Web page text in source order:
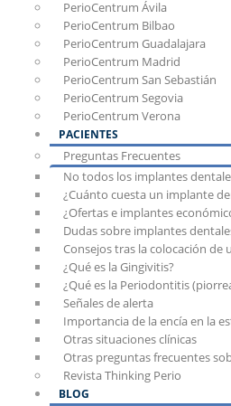
PerioCentrum Ávila
PerioCentrum Bilbao
PerioCentrum Guadalajara
PerioCentrum Madrid
PerioCentrum San Sebastián
PerioCentrum Segovia
PerioCentrum Verona
PACIENTES
Preguntas Frecuentes
No todos los implantes
¿Cuánto cuesta un implante
¿Ofertas e implantes
Dudas sobre implantes
Consejos tras la colocación de
¿Qué es la Gingivitis?
¿Qué es la Periodontitis
Señales de alerta
Importancia de la encía en la
Otras situaciones clínicas
Otras preguntas frecuentes
Revista Thinking Perio
BLOG